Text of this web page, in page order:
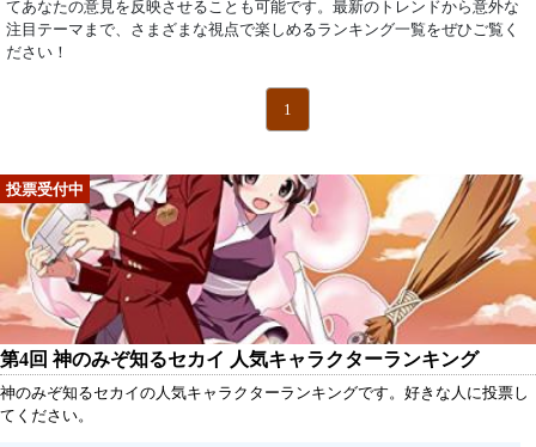
てあなたの意見を反映させることも可能です。最新のトレンドから意外な
注目テーマまで、さまざまな視点で楽しめるランキング一覧をぜひご覧く
ださい！
1
第4回 神のみぞ知るセカイ 人気キャラクターランキング
神のみぞ知るセカイの人気キャラクターランキングです。好きな人に投票し
てください。